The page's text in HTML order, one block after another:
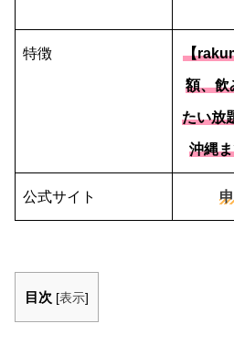
特徴 【
額、飲
たい放
沖縄
公式サイト
目次 [表示]